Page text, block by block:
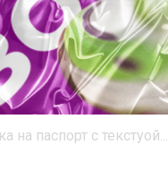
на паспорт с текстуой...